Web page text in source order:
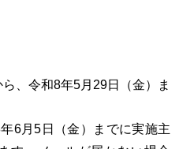
、令和8年5月29日（金）ま
6月5日（金）までに実施主